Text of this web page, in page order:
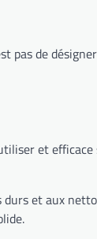
pas de
et
et aux